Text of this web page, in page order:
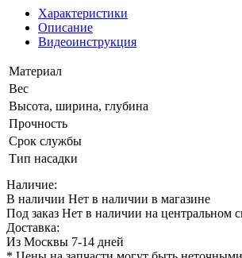
Характеристики
Описание
Видеоинструкция
Материал
Вес
Высота, ширина, глубина
Прочность
Срок службы
Тип насадки
Наличие:
В наличии Нет в наличии в магазине
Под заказ Нет в наличии на центральном
Доставка:
Из Москвы 7-14 дней